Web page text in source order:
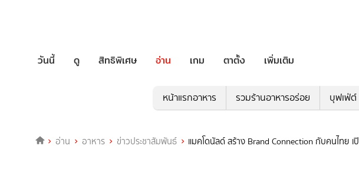
วันนี้ ดู สิทธิพิเศษ อ่าน เกม ตาตั้ง เพิ่มเติม
หน้าแรกอาหาร รวมร้านอาหารอร่อย บุฟเฟ่ต์
อ่าน อาหาร ข่าวประชาสัมพันธ์ แมคโดนัลด์ สร้าง Brand Connection กับคนไทย